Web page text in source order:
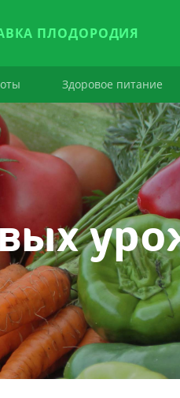
ПЛОДОРОДИЯ
Здоровое питание